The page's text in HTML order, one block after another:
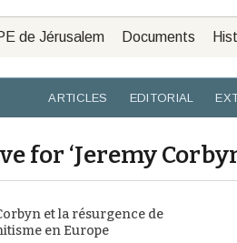
de Jérusalem Documents
ARTICLES EDITORIAL
for ‘Jeremy
et la résurgence de
en Europe